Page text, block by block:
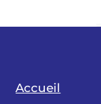
Accueil